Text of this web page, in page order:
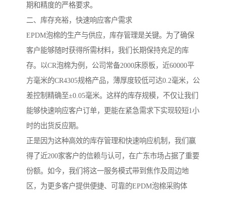
期和精度的严格要求。
二、库存充裕，快速响应客户需求
EPDM泡棉的生产与供应，库存管理是关键。为了确保
客户能够随时获得所需材料，我们长期保持充足的库
存。以CR泡棉为例，公司常备2000床原板，近60000平
方毫米的CR4305规格产品，薄厚度较低可达0.2毫米，公
差控制精确至±0.05毫米。这样的库存规模，不仅让我们
能够快速响应客户订单，更能在紧急需求下实现较短1小
时的出货反应期。
正是因为这种高效的库存管理和快速响应机制，我们赢
得了近200家客户的信赖与认可，在广东市场占据了重要
份额。如今，我们将这一服务模式带到焦作及周边地
区，为更多客户提供便捷、可靠的EPDM泡棉采购体